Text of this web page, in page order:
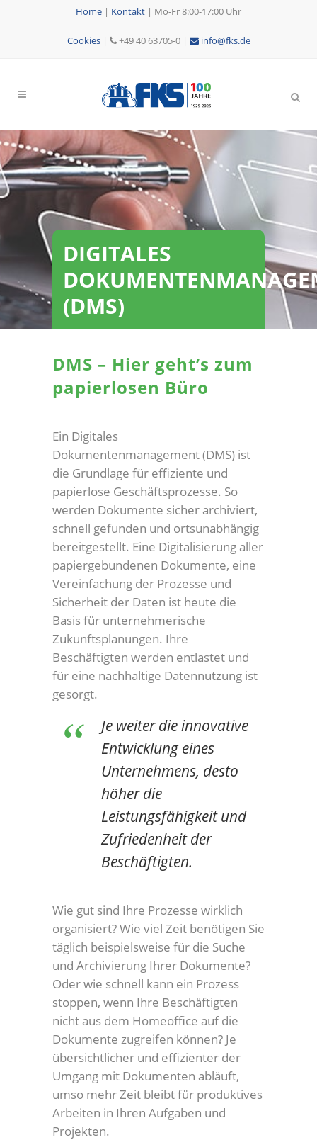
Home | Kontakt | Mo-Fr 8:00-17:00 Uhr
Cookies| +49 40 63705-0 | info@fks.de
DIGITALES
(DMS)
DMS – Hier geht’s zum
papierlosen Büro
Ein Digitales
Dokumentenmanagement (DMS) ist
die Grundlage für effiziente und
papierlose Geschäftsprozesse. So
werden Dokumente sicher archiviert,
schnell gefunden und ortsunabhängig
bereitgestellt. Eine Digitalisierung aller
papiergebundenen Dokumente, eine
Vereinfachung der Prozesse und
Sicherheit der Daten ist heute die
Basis für unternehmerische
Zukunftsplanungen. Ihre
Beschäftigten werden entlastet und
für eine nachhaltige Datennutzung ist
gesorgt.
Je weiter die innovative
Entwicklung eines
Unternehmens, desto
höher die
Leistungsfähigkeit und
Zufriedenheit der
Beschäftigten.
Wie gut sind Ihre Prozesse wirklich
organisiert? Wie viel Zeit benötigen Sie
täglich beispielsweise für die Suche
und Archivierung Ihrer Dokumente?
Oder wie schnell kann ein Prozess
stoppen, wenn Ihre Beschäftigten
nicht aus dem Homeoffice auf die
Dokumente zugreifen können? Je
übersichtlicher und effizienter der
Umgang mit Dokumenten abläuft,
umso mehr Zeit bleibt für produktives
Arbeiten in Ihren Aufgaben und
Projekten.